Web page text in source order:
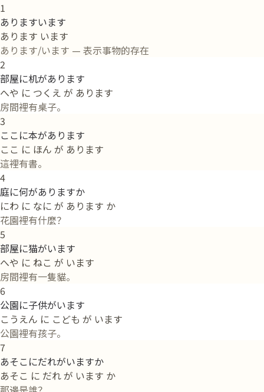
1
ありますいます
あります います
あります/います — 表示事物的存在
2
部屋に机があります
へや に つくえ が あります
房間裡有桌子。
3
ここに本があります
ここ に ほん が あります
這裡有書。
4
庭に何がありますか
にわ に なに が あります か
花園裡有什麼？
5
部屋に猫がいます
へや に ねこ が います
房間裡有一隻貓。
6
公園に子供がいます
こうえん に こども が います
公園裡有孩子。
7
あそこにだれがいますか
あそこ に だれ が います か